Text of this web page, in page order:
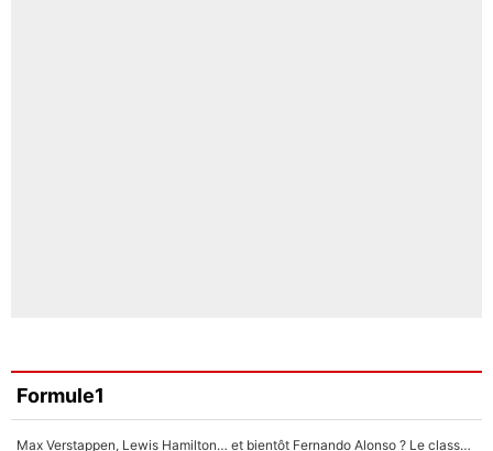
Formule1
Max Verstappen, Lewis Hamilton… et bientôt Fernando Alonso ? Le classement des pilotes les mieux payés en Formule 1 risque de changer !